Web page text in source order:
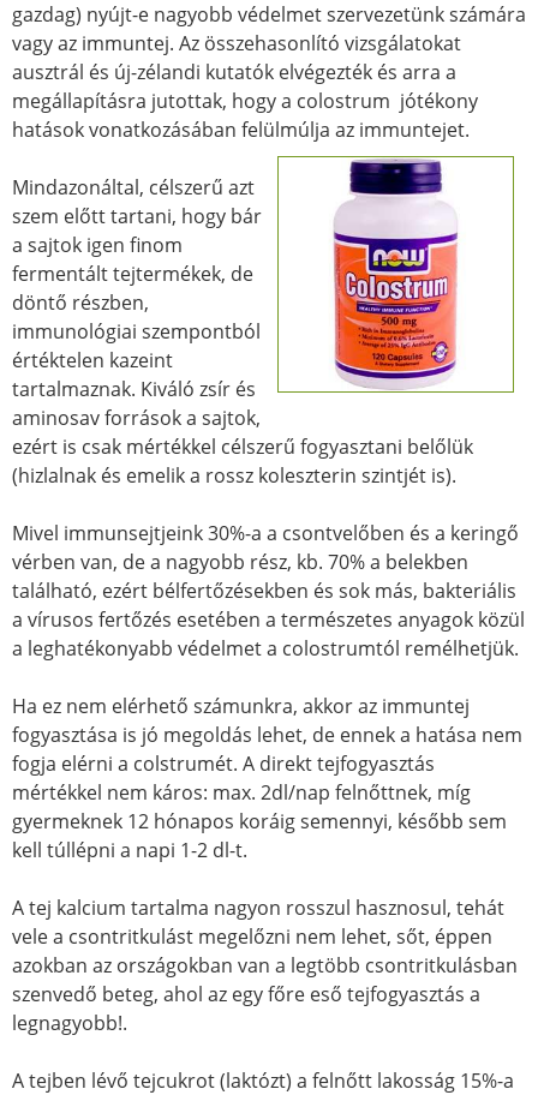
gazdag) nyújt-e nagyobb védelmet szervezetünk számára
vagy az immuntej. Az összehasonlító vizsgálatokat
ausztrál és új-zélandi kutatók elvégezték és arra a
megállapításra jutottak, hogy a colostrum jótékony
hatások vonatkozásában felülmúlja az immuntejet.
Mindazonáltal, célszerű azt
szem előtt tartani, hogy bár
a sajtok igen finom
fermentált tejtermékek, de
döntő részben,
immunológiai szempontból
értéktelen kazeint
tartalmaznak. Kiváló zsír és
aminosav források a sajtok,
ezért is csak mértékkel célszerű fogyasztani belőlük
(hizlalnak és emelik a rossz koleszterin szintjét is).
Mivel immunsejtjeink 30%-a a csontvelőben és a keringő
vérben van, de a nagyobb rész, kb. 70% a belekben
található, ezért bélfertőzésekben és sok más, bakteriális
a vírusos fertőzés esetében a természetes anyagok közül
a leghatékonyabb védelmet a colostrumtól remélhetjük.
Ha ez nem elérhető számunkra, akkor az immuntej
fogyasztása is jó megoldás lehet, de ennek a hatása nem
fogja elérni a colstrumét. A direkt tejfogyasztás
mértékkel nem káros: max. 2dl/nap felnőttnek, míg
gyermeknek 12 hónapos koráig semennyi, később sem
kell túllépni a napi 1-2 dl-t.
A tej kalcium tartalma nagyon rosszul hasznosul, tehát
vele a csontritkulást megelőzni nem lehet, sőt, éppen
azokban az országokban van a legtöbb csontritkulásban
szenvedő beteg, ahol az egy főre eső tejfogyasztás a
legnagyobb!.
A tejben lévő tejcukrot (laktózt) a felnőtt lakosság 15%-a